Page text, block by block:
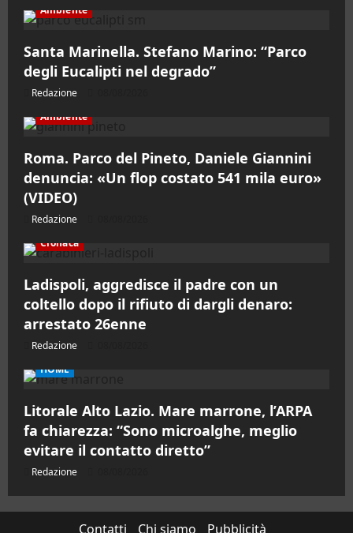
Ambiente
Santa Marinella. Stefano Marino: “Parco
degli Eucalipti nel degrado”
Redazione
Ambiente
Roma. Parco del Pineto, Daniele Giannini
denuncia: «Un flop costato 541 mila euro»
(VIDEO)
Redazione
Cronaca
Ladispoli, aggredisce il padre con un
coltello dopo il rifiuto di dargli denaro:
arrestato 26enne
Redazione
HOME
Litorale Alto Lazio. Mare marrone, l’ARPA
fa chiarezza: “Sono microalghe, meglio
evitare il contatto diretto”
Redazione
Contatti Chi siamo
Pubblicità